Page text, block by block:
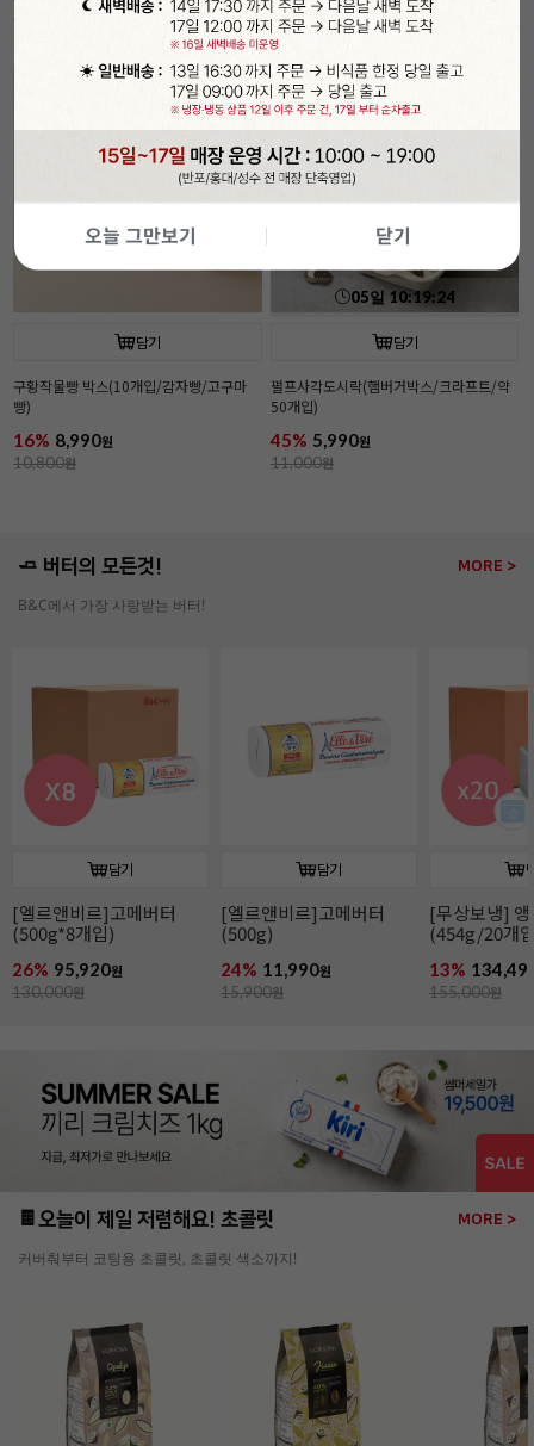
오늘 그만보기 닫기
9,990
6,990
원
담기
구황작물빵 박스(10개입/감자빵/고구마
빵)
16% 8,990원
10,800원
기간
할인
05일 10:19:22
담기
펄프사각도시락(햄버거박스/크라프트/약
50개입)
45% 5,990원
11,000원
🧈 버터의 모든것! MORE >
B&C에서 가장 사랑받는 버터!
담기
[엘르앤비르]고메버터
(500g*8개입)
26% 95,920원
130,000원
담기
[엘르앤비르]고메버터
(500g)
24% 11,990원
15,900원
[무상보냉]
(454g/20개
13%
155,000원
🍫오늘이 제일 저렴해요! 초콜릿 MORE >
커버춰부터 코팅용 초콜릿, 초콜릿 색소까지!